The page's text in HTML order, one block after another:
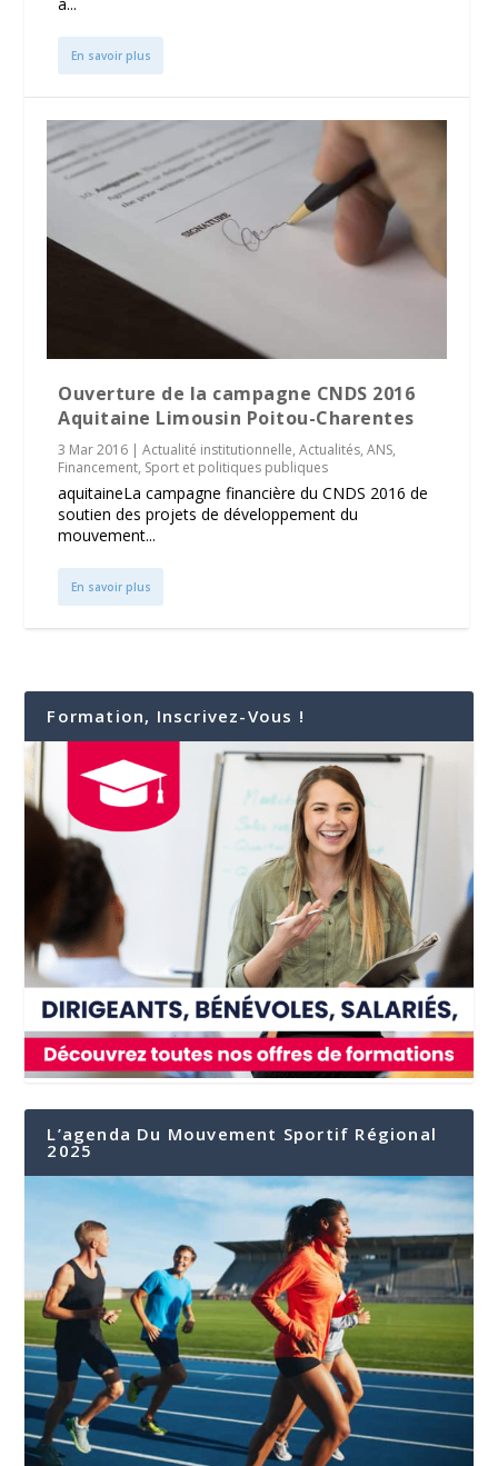
En savoir plus
Ouverture de la campagne CNDS 2016
Aquitaine Limousin Poitou-Charentes
3 Mar 2016 |Actualité institutionnelle,Actualités,ANS,
Financement, Sport et politiques publiques
aquitaineLa campagne financière du CNDS 2016 de
soutien des projets de développement du
mouvement...
En savoir plus
Formation, Inscrivez-Vous !
L’agenda Du Mouvement Sportif Régional
2025